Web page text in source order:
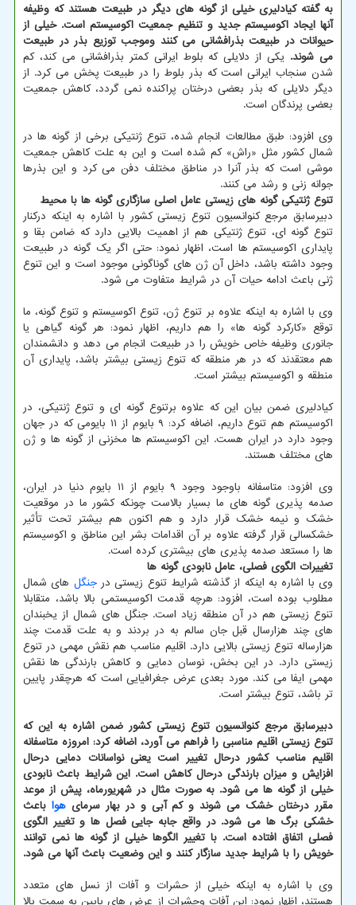
به گفته کیادلیری خیلی از گونه های دیگر در طبیعت هستند که وظیفه
آنها ایجاد اکوسیستم جدید و تنظیم جمعیت اکوسیستم است. خیلی از
حیوانات در طبیعت بذرافشانی می کنند وموجب توزیع بذر در طبیعت
می شوند. یکی از دلایلی که بلوط ایرانی کمتر بذرافشانی می کند، کم
شدن سنجاب ایرانی است که بذر بلوط را در طبیعت پخش می کرد. از
دیگر دلایلی که بذر بعضی درختان پراکنده نمی گردد، کاهش جمعیت
بعضی پرندگان است.
وی افزود: طبق مطالعات انجام شده، تنوع ژنتیکی برخی از گونه ها در
شمال کشور مثل «راش» کم شده است و این به علت کاهش جمعیت
موشی است که بذر آنرا در مناطق مختلف دفن می کرد و این بذرها
جوانه زنی و رشد می کنند.
تنوع ژنتیکی گونه های زیستی عامل اصلی سازگاری گونه ها با محیط
دبیرسابق مرجع کنوانسیون تنوع زیستی کشور با اشاره به اینکه درکنار
تنوع گونه ای، تنوع ژنتیکی هم از اهمیت بالایی دارد که ضامن بقا و
پایداری اکوسیستم ها است، اظهار نمود: حتی اگر یک گونه در طبیعت
وجود داشته باشد، داخل آن ژن های گوناگونی موجود است و این تنوع
ژنی باعث ادامه حیات آن در شرایط متفاوت می شود.
وی با اشاره به اینکه علاوه بر تنوع ژن، تنوع اکوسیستم و تنوع گونه، ما
توقع «کارکرد گونه ها» را هم داریم، اظهار نمود: هر گونه گیاهی یا
جانوری وظیفه خاص خویش را در طبیعت انجام می دهد و دانشمندان
هم معتقدند که در هر منطقه که تنوع زیستی بیشتر باشد، پایداری آن
منطقه و اکوسیستم بیشتر است.
کیادلیری ضمن بیان این که علاوه برتنوع گونه ای و تنوع ژنتیکی، در
اکوسیستم هم تنوع داریم، اضافه کرد: ۹ بایوم از ۱۱ بایومی که در جهان
وجود دارد در ایران هست. این اکوسیستم ها مخزنی از گونه ها و ژن
های مختلف هستند.
وی افزود: متاسفانه باوجود وجود ۹ بایوم از ۱۱ بایوم دنیا در ایران،
صدمه پذیری گونه های ما بسیار بالاست چونکه کشور ما در موقعیت
خشک و نیمه خشک قرار دارد و هم اکنون هم بیشتر تحت تأثیر
خشکسالی قرار گرفته علاوه بر آن اقدامات بشر این مناطق و اکوسیستم
ها را مستعد صدمه پذیری های بیشتری کرده است.
تغییرات الگوی فصلی، عامل نابودی گونه ها
وی با اشاره به اینکه از گذشته شرایط تنوع زیستی درجنگل های شمال
مطلوب بوده است، افزود: هرچه قدمت اکوسیستمی بالا باشد، متقابلا
تنوع زیستی هم در آن منطقه زیاد است. جنگل های شمال از یخبندان
های چند هزارسال قبل جان سالم به در بردند و به علت قدمت چند
هزارساله تنوع زیستی بالایی دارد. اقلیم مناسب هم نقش مهمی در تنوع
زیستی دارد. در این بخش، نوسان دمایی و کاهش بارندگی ها نقش
مهمی ایفا می کند. مورد بعدی عرض جغرافیایی است که هرچقدر پایین
تر باشد، تنوع بیشتر است.
دبیرسابق مرجع کنوانسیون تنوع زیستی کشور ضمن اشاره به این که
تنوع زیستی اقلیم مناسبی را فراهم می آورد، اضافه کرد: امروزه متاسفانه
اقلیم مناسب کشور درحال تغییر است یعنی نواسانات دمایی درحال
افزایش و میزان بارندگی درحال کاهش است. این شرایط باعث نابودی
خیلی از گونه ها می شود. به صورت مثال در شهریورماه، پیش از موعد
مقرر درختان خشک می شوند و کم آبی و در بهار سرمایهوا باعث
خشکی برگ ها می شود. در واقع جابه جایی فصل ها و تغییر الگوی
فصلی اتفاق افتاده است. با تغییر الگوها خیلی از گونه ها نمی توانند
خویش را با شرایط جدید سازگار کنند و این وضعیت باعث آنها می شود.
وی با اشاره به اینکه خیلی از حشرات و آفات از نسل های متعدد
هستند، اظهار نمود: این آفات وحشرات از عرض های پایین به سمت بالا